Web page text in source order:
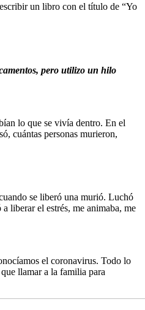
un libro con el título de “Yo
pero utilizo un hilo
lo que se vivía dentro. En el
cuántas personas murieron,
se liberó una murió. Luchó
liberar el estrés, me animaba, me
el coronavirus. Todo lo
llamar a la familia para